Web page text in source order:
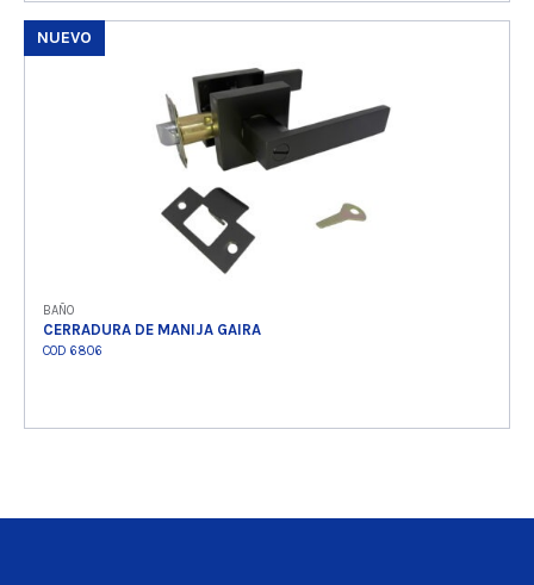
NUEVO
BAÑO
CERRADURA DE MANIJA GAIRA
COD 6806